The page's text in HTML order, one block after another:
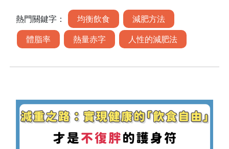
熱門關鍵字： 均衡飲食
減肥方法
體脂率
熱量赤字 人性的減肥法